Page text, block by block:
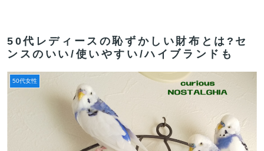
50代レディースの恥ずかしい財布とは?セ
ンスのいい/使いやすい/ハイブランドも
50代女性